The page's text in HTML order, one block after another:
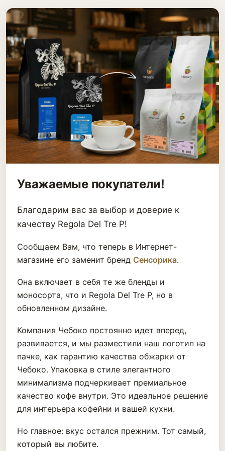
Уважаемые покупатели!
Благодарим вас за выбор и доверие к
качеству Regola Del Tre P!
Сообщаем Вам, что теперь в Интернет-
магазине его заменит бренд Сенсорика.
Она включает в себя те же бленды и
моносорта, что и Regola Del Tre P, но в
обновленном дизайне.
Компания Чебоко постоянно идет вперед,
развивается, и мы разместили наш логотип на
пачке, как гарантию качества обжарки от
Чебоко. Упаковка в стиле элегантного
минимализма подчеркивает премиальное
качество кофе внутри. Это идеальное решение
для интерьера кофейни и вашей кухни.
Но главное: вкус остался прежним. Тот самый,
который вы любите.